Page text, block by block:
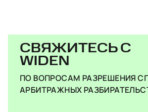
СВЯЖИТЕСЬ С
WIDEN
ПО ВОПРОСАМ РАЗРЕШЕНИЯ
АРБИТРАЖНЫХ